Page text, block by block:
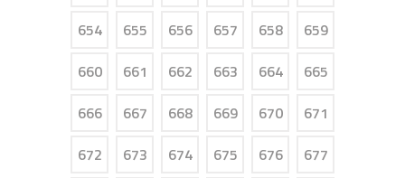
654
655 656 657 658
659
660
661 662 663 664
665
666
667 668 669 670
671
672
673 674 675 676
677